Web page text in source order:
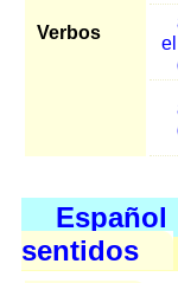
Verbos
Español
sentidos